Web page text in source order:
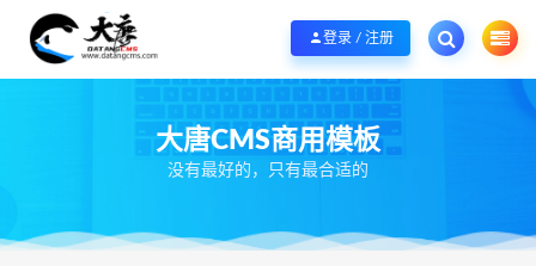
欢迎您光临大唐CMS网，本站秉承服务宗旨 履行“站长”责任，销售只是起点 服
登录 / 注册
大唐CMS商用模板
没有最好的，只有最合适的